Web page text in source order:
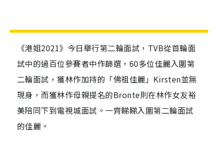
《港姐2021》今日舉行第二輪面試，TVB從首輪面
試中的過百位參賽者中作篩選，60多位佳麗入圍第
二輪面試，獲林作加持的「佛祖佳麗」Kirsten並無
現身，而獲林作母親提名的Bronte則在林作女友裕
美陪同下到電視城面試。一齊睇睇入圍第二輪面試
的佳麗。